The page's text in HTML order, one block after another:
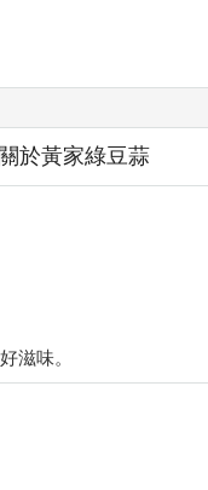
關於黃家綠豆蒜
滋味。